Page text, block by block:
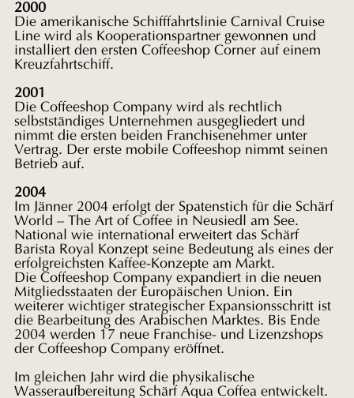
2000
Die amerikanische Schifffahrtslinie Carnival Cruise
Line wird als Kooperationspartner gewonnen und
installiert den ersten Coffeeshop Corner auf einem
Kreuzfahrtschiff.
2001
Die Coffeeshop Company wird als rechtlich
selbstständiges Unternehmen ausgegliedert und
nimmt die ersten beiden Franchisenehmer unter
Vertrag. Der erste mobileCoffeeshop nimmt seinen
Betrieb auf.
2004
Im Jänner 2004 erfolgt der Spatenstich für die Schärf
World – The Art of Coffee in Neusiedl am See.
National wie international erweitert das Schärf
Barista Royal Konzept seine Bedeutung als eines der
erfolgreichsten Kaffee-Konzepte am Markt.
DieCoffeeshop Company expandiert in die neuen
Mitgliedsstaaten der Europäischen Union. Ein
weiterer wichtiger strategischer Expansionsschritt ist
die Bearbeitung des Arabischen Marktes. Bis Ende
2004 werden 17 neue Franchise- und Lizenzshops
der Coffeeshop Company eröffnet.
Im gleichen Jahr wird die physikalische
Wasseraufbereitung Schärf Aqua Coffea entwickelt.